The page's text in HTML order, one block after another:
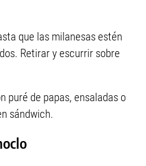
que las milanesas estén
Retirar y escurrir sobre
puré de papas, ensaladas o
sándwich.